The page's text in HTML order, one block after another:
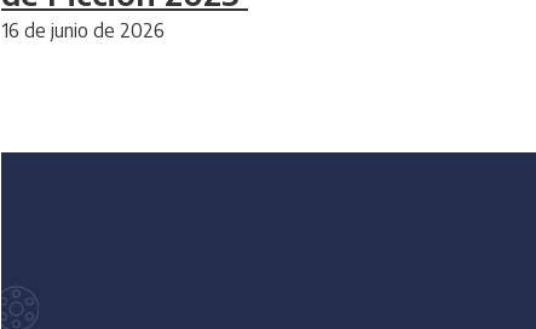
16 de junio de 2026